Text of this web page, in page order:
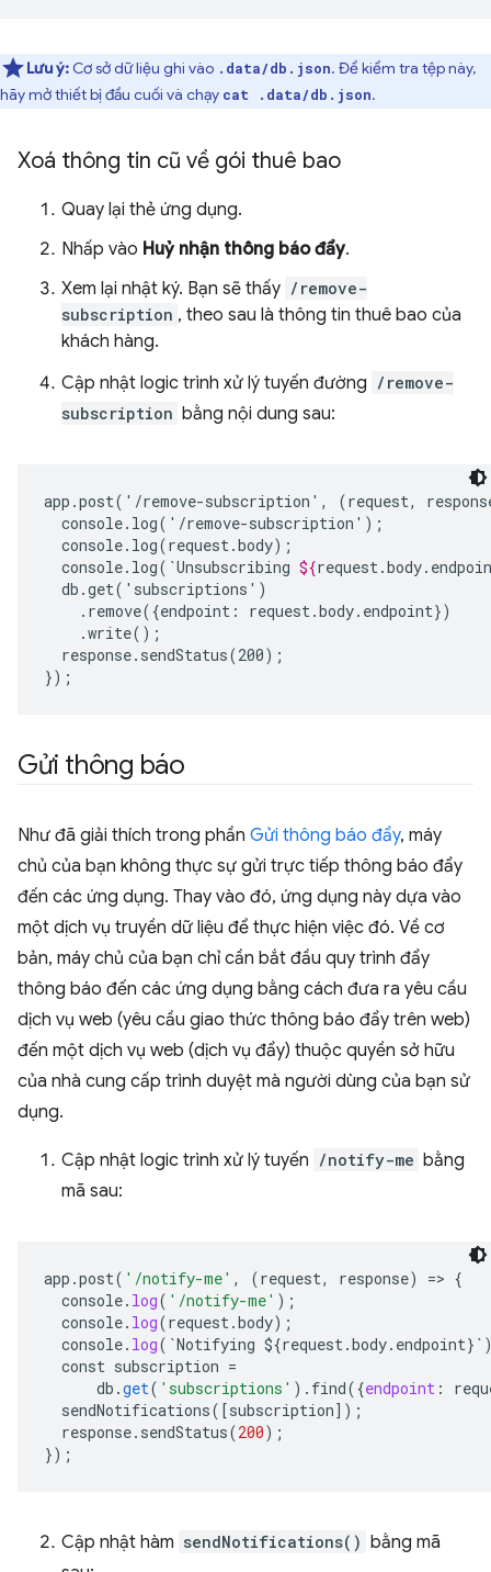
Lưu ý: Cơ sở dữ liệu ghi vào .data/db.json. Để kiểm tra tệp này,
hãy mở thiết bị đầu cuối và chạy cat .data/db.json.
Xoá thông tin cũ về gói thuê bao
Quay lại thẻ ứng dụng.
Nhấp vào Huỷ nhận thông báo đẩy.
Xem lại nhật ký. Bạn sẽ thấy /remove-
subscription , theo sau là thông tin thuê bao của
khách hàng.
Cập nhật logic trình xử lý tuyến đường /remove-
subscription bằng nội dung sau:
app.post('/remove-subscription', (request,
console.log(`Unsubscribing ${request.body.
.remove({endpoint:
response.sendStatus(200);
Gửi thông báo
Như đã giải thích trong phần Gửi thông báo đẩy, máy
chủ của bạn không thực sự gửi trực tiếp thông báo đẩy
đến các ứng dụng. Thay vào đó, ứng dụng này dựa vào
một dịch vụ truyền dữ liệu để thực hiện việc đó. Về cơ
bản, máy chủ của bạn chỉ cần bắt đầu quy trình đẩy
thông báo đến các ứng dụng bằng cách đưa ra yêu cầu
dịch vụ web (yêu cầu giao thức thông báo đẩy trên web)
đến một dịch vụ web (dịch vụ đẩy) thuộc quyền sở hữu
của nhà cung cấp trình duyệt mà người dùng của bạn sử
dụng.
Cập nhật logic trình xử lý tuyến /notify-me bằng
mã sau:
app .post( '/notify-me' , (request, response) => {
console. log( '/notify-me' );
console. log(request.body);
console. log( `Notifying ${request.body. endpoint}`
const subscription =
db .get( 'subscriptions' ). find({endpoint :
sendNotifications( [subscription] );
response. sendStatus(200);
});
Cập nhật hàm sendNotifications() bằng mã